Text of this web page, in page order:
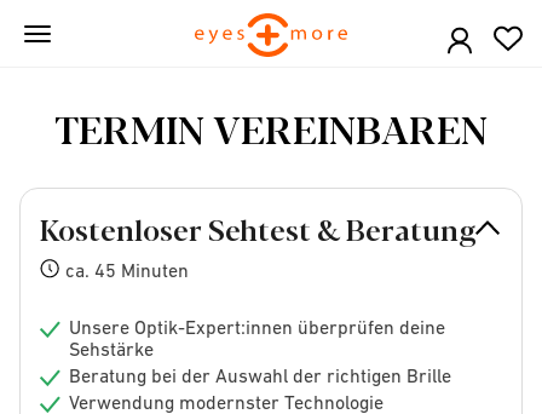
Skip
TERMIN VEREINBAREN
Kostenloser Sehtest & Beratung
ca. 45 Minuten
Unsere Optik-Expert:innen überprüfen deine
Sehstärke
Beratung bei der Auswahl der richtigen Brille
Verwendung modernster Technologie